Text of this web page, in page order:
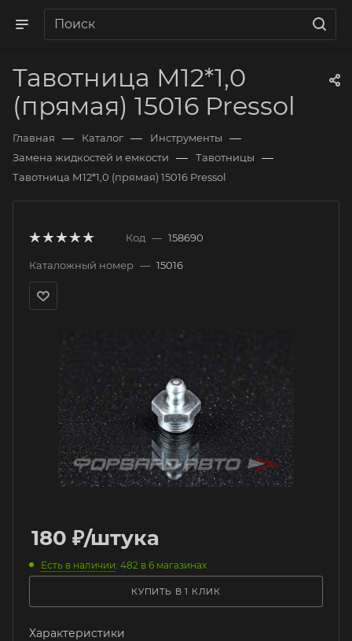
Тавотница М12*1,0
(прямая) 15016 Pressol
Главная — Каталог — Инструменты —
Замена жидкостей и емкости — Тавотницы —
Тавотница М12*1,0 (прямая) 15016 Pressol
Код — 158690
Каталожный номер — 15016
180 ₽/штука
Есть в наличии: 482 в 6 магазинах
КУПИТЬ В 1 КЛИК
Характеристики